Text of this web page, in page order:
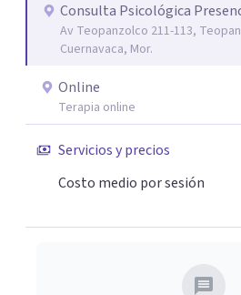
Consulta Psicológica
Av Teopanzolco 211-113,
Cuernavaca, Mor.
Online
Terapia online
Servicios y precios
Costo medio por sesión